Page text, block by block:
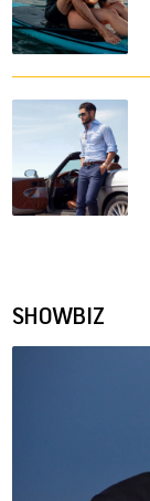
SHOWBIZ